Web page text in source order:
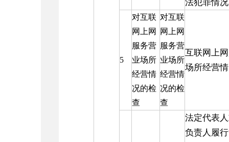
法犯罪情
5
对互联
网上网
服务营
业场所
经营情
况的检
查
对互联
网上网
服务营
业场所
经营情
况的检
查
互联网上
场所经营
法定代表
负责人履